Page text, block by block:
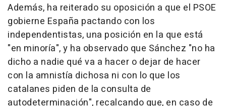
Además, ha reiterado su oposición a que el PSOE
gobierne España pactando con los
independentistas, una posición en la que está
"en minoría", y ha observado que Sánchez "no ha
dicho a nadie qué va a hacer o dejar de hacer
con la amnistía dichosa ni con lo que los
catalanes piden de la consulta de
autodeterminación", recalcando que, en caso de